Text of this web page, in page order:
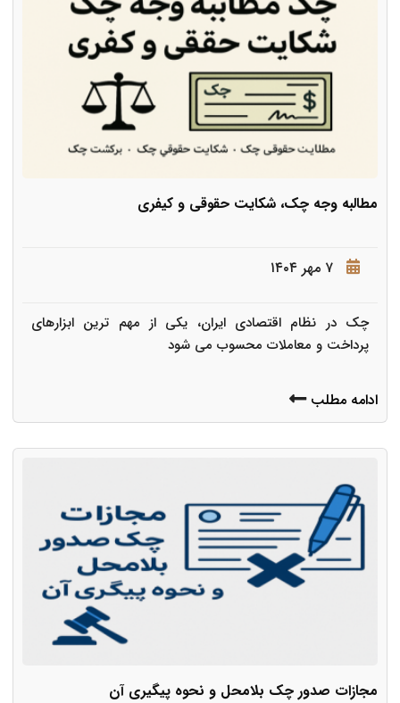
مطالبه وجه چک، شکایت حقوقی و کیفری
۷ مهر ۱۴۰۴
چک در نظام اقتصادی ایران، یکی از مهم ترین ابزارهای
پرداخت و معاملات محسوب می شود
ادامه مطلب
مجازات صدور چک بلامحل و نحوه پیگیری آن